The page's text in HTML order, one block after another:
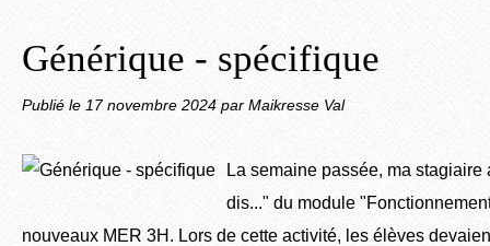
Générique - spécifique
Publié le 17 novembre 2024 par Maikresse Val
La semaine passée, ma stagiaire
dis..." du module
nouveaux MER 3H. Lors de cette activité, les élèves